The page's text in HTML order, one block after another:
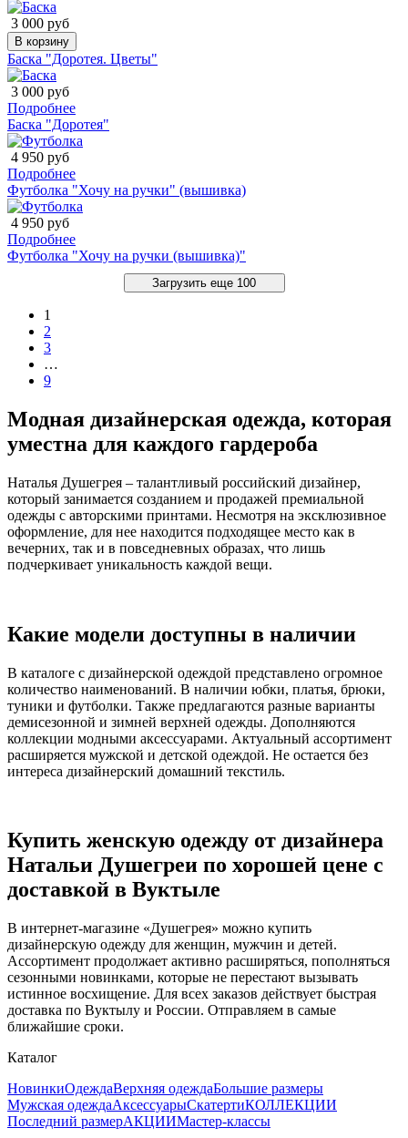
3 000 руб
В корзину
Баска "Доротея. Цветы"
3 000 руб
Подробнее
Баска "Доротея"
4 950 руб
Подробнее
Футболка "Хочу на ручки" (вышивка)
4 950 руб
Подробнее
Футболка "Хочу на ручки (вышивка)"
Загрузить еще 100
1
2
3
…
9
Модная дизайнерская одежда, которая
уместна для каждого гардероба
Наталья Душегрея – талантливый российский дизайнер,
который занимается созданием и продажей премиальной
одежды с авторскими принтами. Несмотря на эксклюзивное
оформление, для нее находится подходящее место как в
вечерних, так и в повседневных образах, что лишь
подчеркивает уникальность каждой вещи.
Какие модели доступны в наличии
В каталоге с дизайнерской одеждой представлено огромное
количество наименований. В наличии юбки, платья, брюки,
туники и футболки. Также предлагаются разные варианты
демисезонной и зимней верхней одежды. Дополняются
коллекции модными аксессуарами. Актуальный ассортимент
расширяется мужской и детской одеждой. Не остается без
интереса дизайнерский домашний текстиль.
Купить женскую одежду от дизайнера
Натальи Душегреи по хорошей цене с
доставкой в Вуктыле
В интернет-магазине «Душегрея» можно купить
дизайнерскую одежду для женщин, мужчин и детей.
Ассортимент продолжает активно расширяться, пополняться
сезонными новинками, которые не перестают вызывать
истинное восхищение. Для всех заказов действует быстрая
доставка по Вуктылу и России. Отправляем в самые
ближайшие сроки.
Каталог
НовинкиОдеждаВерхняя одеждаБольшие размеры
Мужская одеждаАксессуарыСкатертиКОЛЛЕКЦИИ
Последний размерАКЦИИМастер-классы